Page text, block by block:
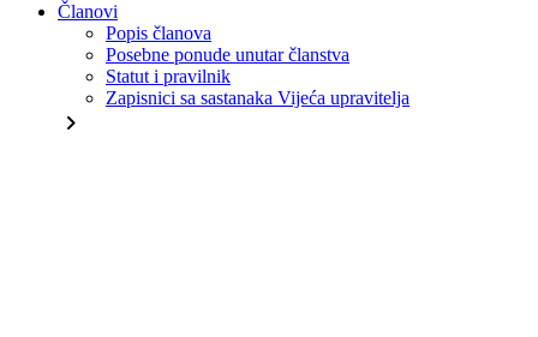
Članovi
Popis članova
Posebne ponude unutar članstva
Statut i pravilnik
Zapisnici sa sastanaka Vijeća upravitelja
chevron_right